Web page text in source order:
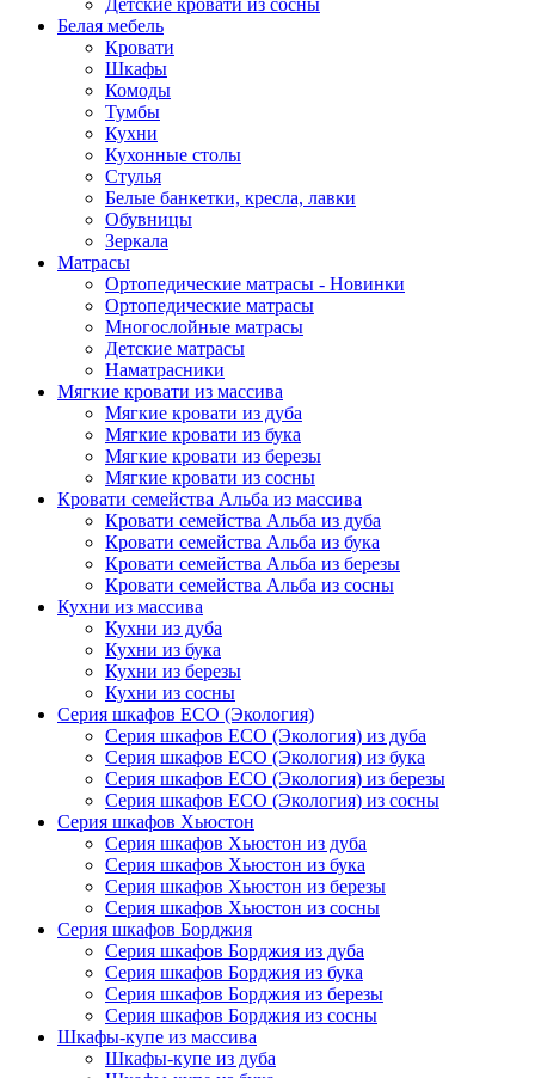
Детские кровати из сосны
Белая мебель
Кровати
Шкафы
Комоды
Тумбы
Кухни
Кухонные столы
Стулья
Белые банкетки, кресла, лавки
Обувницы
Зеркала
Матрасы
Ортопедические матрасы - Новинки
Ортопедические матрасы
Многослойные матрасы
Детские матрасы
Наматрасники
Мягкие кровати из массива
Мягкие кровати из дуба
Мягкие кровати из бука
Мягкие кровати из березы
Мягкие кровати из сосны
Кровати семейства Альба из массива
Кровати семейства Альба из дуба
Кровати семейства Альба из бука
Кровати семейства Альба из березы
Кровати семейства Альба из сосны
Кухни из массива
Кухни из дуба
Кухни из бука
Кухни из березы
Кухни из сосны
Серия шкафов ECO (Экология)
Серия шкафов ECO (Экология) из дуба
Серия шкафов ECO (Экология) из бука
Серия шкафов ECO (Экология) из березы
Серия шкафов ECO (Экология) из сосны
Серия шкафов Хьюстон
Серия шкафов Хьюстон из дуба
Серия шкафов Хьюстон из бука
Серия шкафов Хьюстон из березы
Серия шкафов Хьюстон из сосны
Серия шкафов Борджия
Серия шкафов Борджия из дуба
Серия шкафов Борджия из бука
Серия шкафов Борджия из березы
Серия шкафов Борджия из сосны
Шкафы-купе из массива
Шкафы-купе из дуба